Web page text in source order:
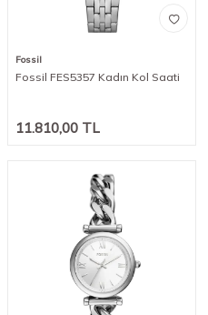
Fossil
Fossil FES5357 Kadın Kol Saati
11.810,00 TL